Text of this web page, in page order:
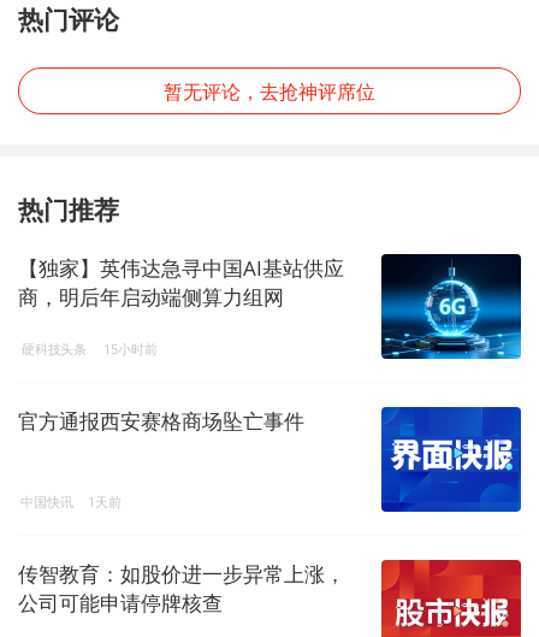
热门评论
暂无评论，去抢神评席位
热门推荐
【独家】英伟达急寻中国AI基站供应
商，明后年启动端侧算力组网
硬科技头条 15小时前
官方通报西安赛格商场坠亡事件
中国快讯 1天前
传智教育：如股价进一步异常上涨，
公司可能申请停牌核查